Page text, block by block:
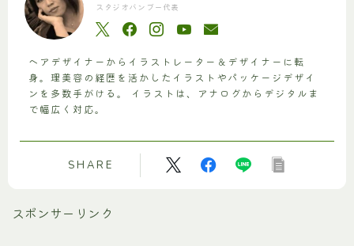
スタジオバンブー代表
ヘアデザイナーからイラストレーター＆デザイナーに転
身。理美容の経歴を活かしたイラストやパッケージデザイ
ンを多数手がける。 イラストは、アナログからデジタルま
で幅広く対応。
SHARE
スポンサーリンク